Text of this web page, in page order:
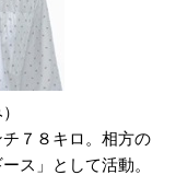
７８キロ。相方の
ス」として活動。